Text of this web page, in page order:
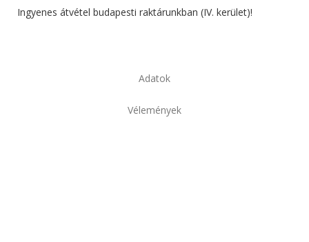
Ingyenes átvétel budapesti raktárunkban (IV. kerület)!
Adatok
Vélemények